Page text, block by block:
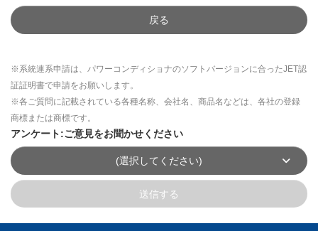
戻る
※系統連系申請は、パワーコンディショナのソフトバージョンに合ったJET認
証証明書で申請をお願いします。
※各ご質問に記載されている各種名称、会社名、商品名などは、各社の登録
商標または商標です。
アンケート:ご意見をお聞かせください
(選択してください)
送信する